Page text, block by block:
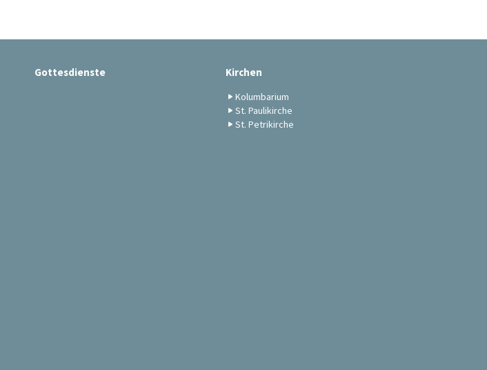
Gottesdienste Kirchen
Kolumbarium
St. Paulikirche
St. Petrikirche